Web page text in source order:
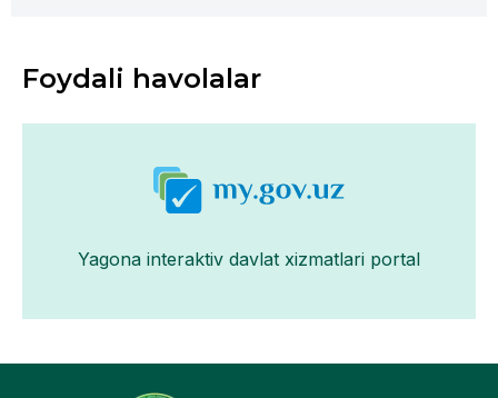
Foydali havolalar
Yagona interaktiv davlat xizmatlari portal